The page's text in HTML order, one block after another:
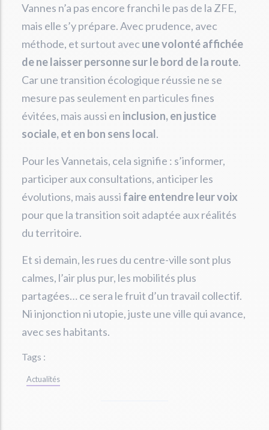
Vannes n’a pas encore franchi le pas de la ZFE,
mais elle s’y prépare. Avec prudence, avec
méthode, et surtout avec une volonté affichée
de ne laisser personne sur le bord de la route.
Car une transition écologique réussie ne se
mesure pas seulement en particules fines
évitées, mais aussi en inclusion, en justice
sociale, et en bon sens local.
Pour les Vannetais, cela signifie : s’informer,
participer aux consultations, anticiper les
évolutions, mais aussi faire entendre leur voix
pour que la transition soit adaptée aux réalités
du territoire.
Et si demain, les rues du centre-ville sont plus
calmes, l’air plus pur, les mobilités plus
partagées… ce sera le fruit d’un travail collectif.
Ni injonction ni utopie, juste une ville qui avance,
avec ses habitants.
Tags :
Actualités